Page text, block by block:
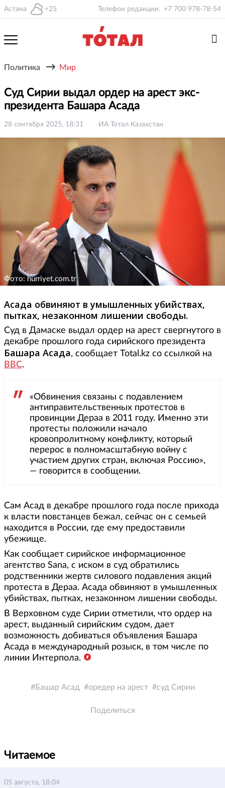
Астана +25 Телефон редакции: +7 700 978-78-54
Политика → Мир
Суд Сирии выдал ордер на арест экс-
президента Башара Асада
28 сентября 2025, 18:31 ИА Тотал Казахстан
Фото: hurriyet.com.tr
Асада обвиняют в умышленных убийствах,
пытках, незаконном лишении свободы.
Суд в Дамаске выдал ордер на арест свергнутого в
декабре прошлого года сирийского президента
Башара Асада, сообщает Total.kz со ссылкой на
BBC.
«Обвинения связаны с подавлением
антиправительственных протестов в
провинции Дераа в 2011 году. Именно эти
протесты положили начало
кровопролитному конфликту, который
перерос в полномасштабную войну с
участием других стран, включая Россию»,
— говорится в сообщении.
Сам Асад в декабре прошлого года после прихода
к власти повстанцев бежал, сейчас он с семьей
находится в России, где ему предоставили
убежище.
Как сообщает сирийское информационное
агентство Sana, с иском в суд обратились
родственники жертв силового подавления акций
протеста в Дераа. Асада обвиняют в умышленных
убийствах, пытках, незаконном лишении свободы.
В Верховном суде Сирии отметили, что ордер на
арест, выданный сирийским судом, дает
возможность добиваться объявления Башара
Асада в международный розыск, в том числе по
линии Интерпола.
Башар Асад оредер на арест суд Сирии
Поделиться
Читаемое
05 августа, 18:04